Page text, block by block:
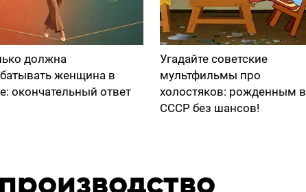
должна
женщина в
окончательный ответ
Угадайте советские
мультфильмы про
холостяков: рожденным в
СССР без шансов!